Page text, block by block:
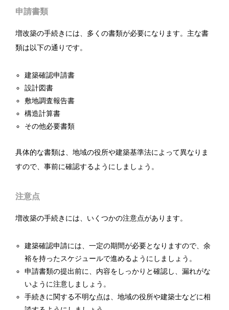
申請書類
増改築の手続きには、多くの書類が必要になります。主な書
類は以下の通りです。
建築確認申請書
設計図書
敷地調査報告書
構造計算書
その他必要書類
具体的な書類は、地域の役所や建築基準法によって異なりま
すので、事前に確認するようにしましょう。
注意点
増改築の手続きには、いくつかの注意点があります。
建築確認申請には、一定の期間が必要となりますので、余
裕を持ったスケジュールで進めるようにしましょう。
申請書類の提出前に、内容をしっかりと確認し、漏れがな
いように注意しましょう。
手続きに関する不明な点は、地域の役所や建築士などに相